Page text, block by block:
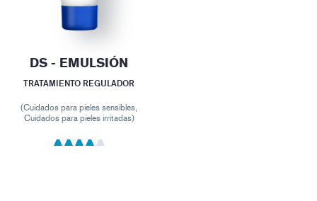
DS - EMULSIÓN
TRATAMIENTO REGULADOR
(Cuidados para pieles sensibles,
Cuidados para pieles irritadas)